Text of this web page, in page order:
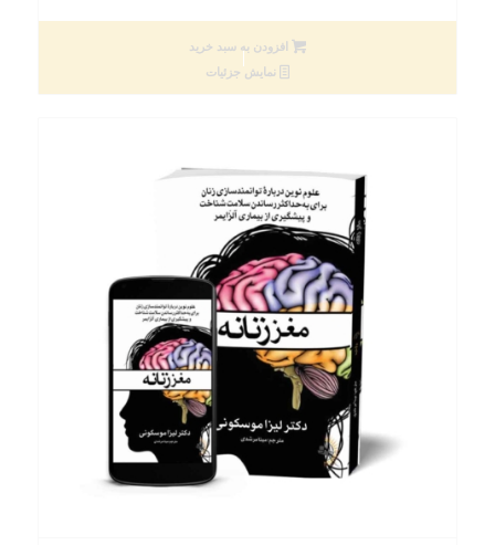
371000 تومان
بود.
297000 تومان
است.افزودن به سبد خرید
نمایش جزئیات